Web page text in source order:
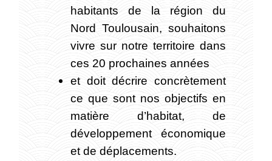
habitants de la région du
Nord Toulousain, souhaitons
vivre sur notre territoire dans
ces 20 prochaines années
et doit décrire concrètement
ce que sont nos objectifs en
matière d’habitat, de
développement économique
et de déplacements.